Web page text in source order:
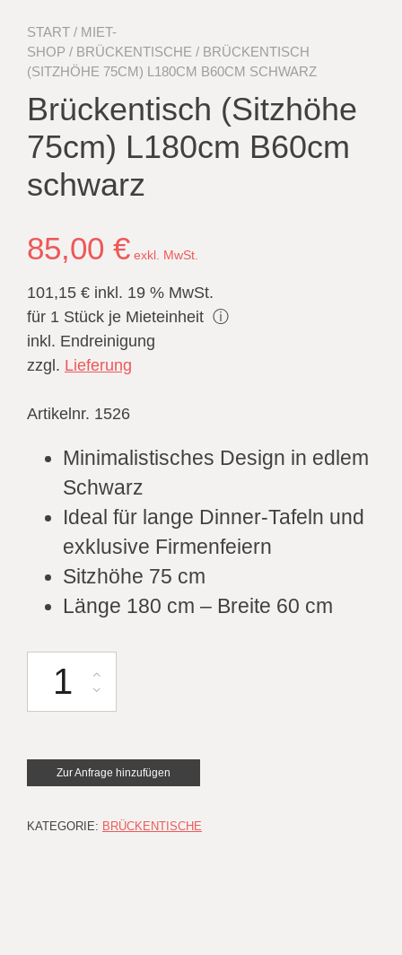
START / MIET-
SHOP / BRÜCKENTISCHE / BRÜCKENTISCH
(SITZHÖHE 75CM) L180CM B60CM SCHWARZ
Brückentisch (Sitzhöhe
75cm) L180cm B60cm
schwarz
85,00 € exkl. MwSt.
101,15 € inkl. 19 % MwSt.
für 1 Stück je Mieteinheit ⓘ
inkl. Endreinigung
zzgl. Lieferung
Artikelnr. 1526
Minimalistisches Design in edlem
Schwarz
Ideal für lange Dinner-Tafeln und
exklusive Firmenfeiern
Sitzhöhe 75 cm
Länge 180 cm – Breite 60 cm
Zur Anfrage hinzufügen
KATEGORIE: BRÜCKENTISCHE